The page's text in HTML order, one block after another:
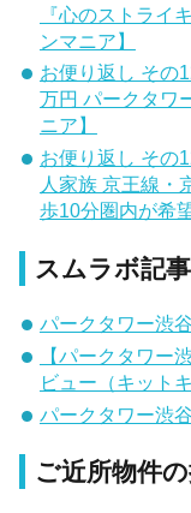
『心のストライ
ンマニア】
お便り返し その
万円 パークタワ
ニア】
お便り返し その
人家族 京王線・
歩10分圏内が希
スムラボ記事
パークタワー渋
【パークタワー
ビュー（キット
パークタワー渋
ご近所物件